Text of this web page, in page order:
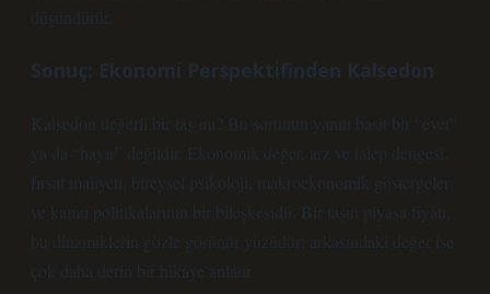
düşündürür.
Sonuç: Ekonomi Perspektifinden Kalsedon
Kalsedon değerli bir taş mı? Bu sorunun yanıtı basit bir “evet”
ya da “hayır” değildir. Ekonomik değer, arz ve talep dengesi,
fırsat maliyeti, bireysel psikoloji, makroekonomik göstergeler
ve kamu politikalarının bir bileşkesidir. Bir taşın piyasa fiyatı,
bu dinamiklerin gözle görünür yüzüdür; arkasındaki değer ise
çok daha derin bir hikâye anlatır.